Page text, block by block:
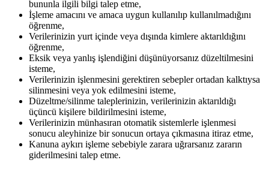
bununla ilgili bilgi talep etme,
İşleme amacını ve amaca uygun kullanılıp kullanılmadığını
öğrenme,
Verilerinizin yurt içinde veya dışında kimlere aktarıldığını
öğrenme,
Eksik veya yanlış işlendiğini düşünüyorsanız düzeltilmesini
isteme,
Verilerinizin işlenmesini gerektiren sebepler ortadan kalktıysa
silinmesini veya yok edilmesini isteme,
Düzeltme/silinme taleplerinizin, verilerinizin aktarıldığı
üçüncü kişilere bildirilmesini isteme,
Verilerinizin münhasıran otomatik sistemlerle işlenmesi
sonucu aleyhinize bir sonucun ortaya çıkmasına itiraz etme,
Kanuna aykırı işleme sebebiyle zarara uğrarsanız zararın
giderilmesini talep etme.